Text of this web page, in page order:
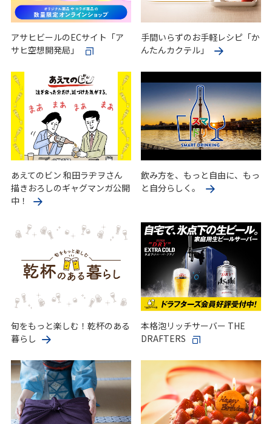
アサヒビールのECサイト「ア
サヒ空想開発局」
手間いらずのお手軽レシピ「か
んたんカクテル」
あえてのビン 和田ラヂヲさん
描きおろしのギャグマンガ公開
中！
飲み方を、もっと自由に、もっ
と自分らしく。
旬をもっと楽しむ！乾杯のある
暮らし
本格泡リッチサーバー THE
DRAFTERS